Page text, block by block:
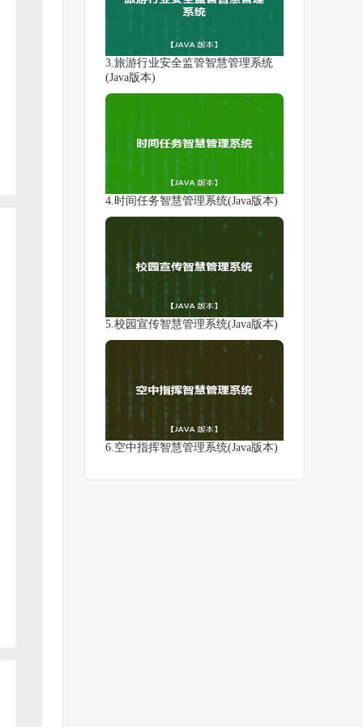
3.旅游行业安全监管智慧管理系统
(Java版本)
4.时间任务智慧管理系统(Java版本)
5.校园宣传智慧管理系统(Java版本)
6.空中指挥智慧管理系统(Java版本)